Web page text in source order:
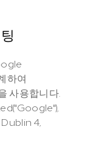
하여
사용합니다.
4,